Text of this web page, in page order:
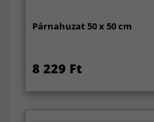
Párnahuzat 50 x 50 cm
8 229 Ft